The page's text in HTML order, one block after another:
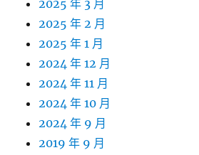
2025 年 3 月
2025 年 2 月
2025 年 1 月
2024 年 12 月
2024 年 11 月
2024 年 10 月
2024 年 9 月
2019 年 9 月